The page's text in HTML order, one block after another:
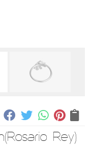
(Rosario Rey)